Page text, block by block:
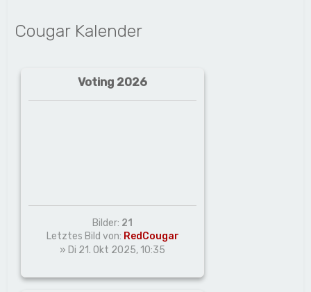
Cougar Kalender
Voting 2026
Bilder: 21
Letztes Bild von: RedCougar
» Di 21. Okt 2025, 10:35